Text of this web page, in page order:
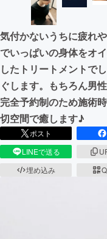
気付かないうちに疲れ
でいっぱいの身体をオ
したトリートメントで
ぐします。もちろん男
完全予約制のため施術
切空間で癒します♪
ポスト
LINEで送る
埋め込み